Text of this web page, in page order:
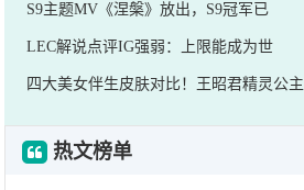
S9主题MV《涅槃》放出，S9冠军已
LEC解说点评IG强弱：上限能成为世
四大美女伴生皮肤对比！王昭君精灵公主
热文榜单